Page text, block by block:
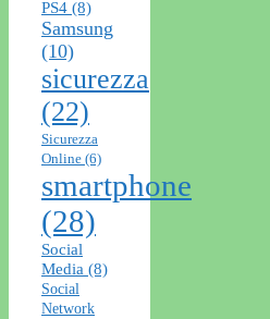
PS4 (8)
Samsung
(10)
sicurezza
(22)
Sicurezza
Online (6)
smartphone
(28)
Social
Media (8)
Social
Network